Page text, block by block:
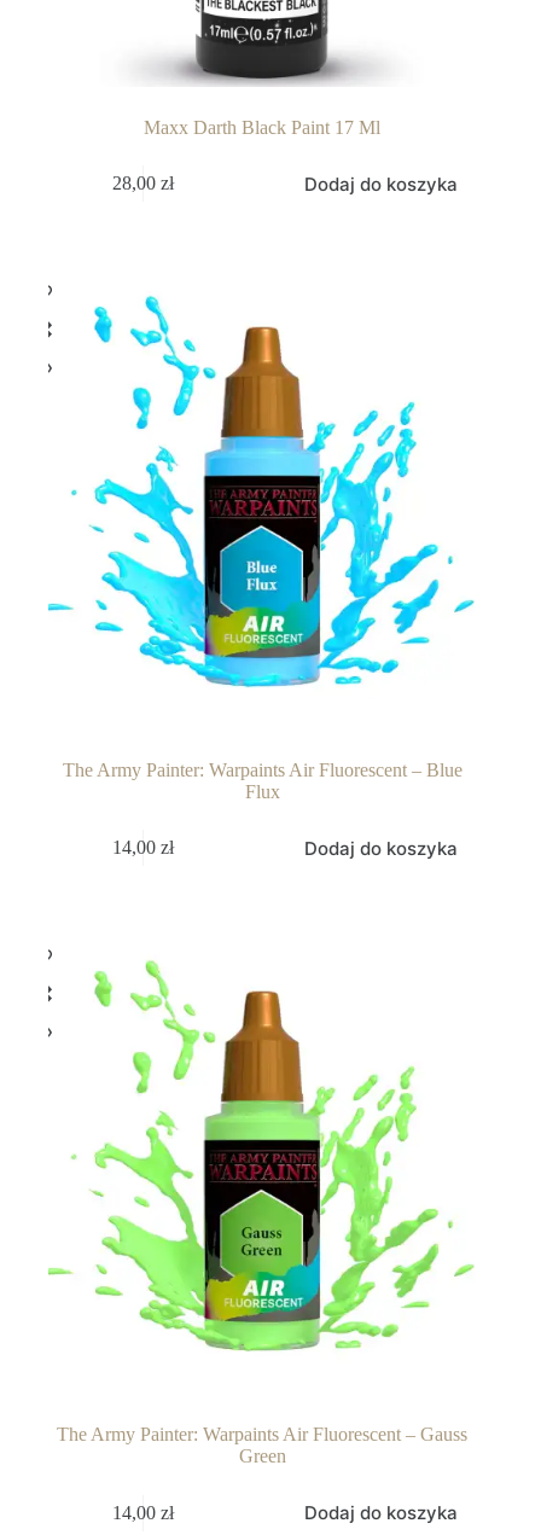
Maxx Darth Black Paint 17 Ml
28,00zł Dodaj do koszyka
The Army Painter: Warpaints Air Fluorescent – Blue
Flux
14,00zł Dodaj do koszyka
The Army Painter: Warpaints Air Fluorescent – Gauss
Green
14,00zł Dodaj do koszyka